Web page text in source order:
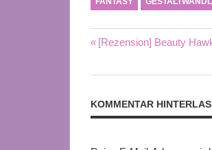
Vorheriger
[Rezension] Beauty
KOMMENTAR